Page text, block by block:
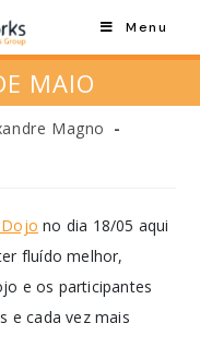
Menu
MAIO
Magno
no dia 18/05 aqui
fluído melhor,
e os participantes
e cada vez mais